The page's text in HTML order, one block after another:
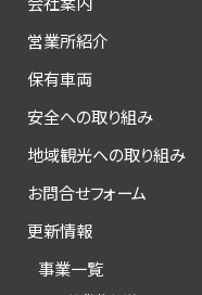
営業所紹介
保有車両
安全への取り組み
地域観光への取り組み
お問合せフォーム
更新情報
事業一覧